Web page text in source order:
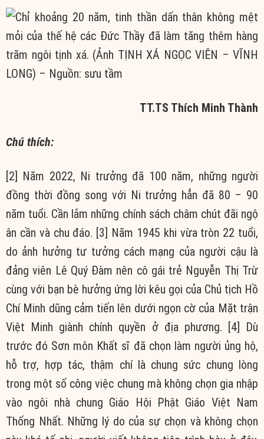
TT.TS Thích Minh Thành
Chú thích:
[2] Năm 2022, Ni trưởng đã 100 năm, những người
đồng thời đồng song với Ni trưởng hẳn đã 80 – 90
năm tuổi. Cần lắm những chính sách châm chút đãi ngộ
ân cần và chu đáo. [3] Năm 1945 khi vừa tròn 22 tuổi,
do ảnh hưởng tư tưởng cách mạng của người cậu là
đảng viên Lê Quý Đàm nên cô gái trẻ Nguyễn Thị Trừ
cùng với bạn bè hưởng ứng lời kêu gọi của Chủ tịch Hồ
Chí Minh dũng cảm tiến lên dưới ngọn cờ của Mặt trận
Việt Minh giành chính quyền ở địa phương. [4] Dù
trước đó Sơn môn Khất sĩ đã chọn làm người ủng hộ,
hỗ trợ, hợp tác, thậm chí là chung sức chung lòng
trong một số công việc chung mà không chọn gia nhập
vào ngôi nhà chung Giáo Hội Phật Giáo Việt Nam
Thống Nhất. Những lý do của sự chọn và không chọn